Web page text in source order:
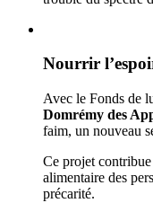
Nourrir
Avec le Fonds de
Domrémy des
faim, un nouveau
Ce projet
alimentaire des
précarité.